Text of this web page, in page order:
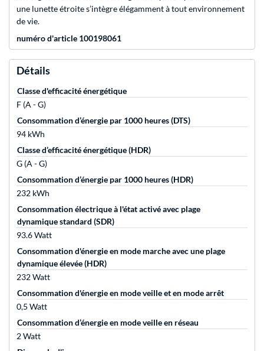
une lunette étroite s’intègre élégamment à tout environnement
de vie.
numéro d'article 100198061
Détails
Classe d'efficacité énergétique
F (A - G)
Consommation d’énergie par 1000 heures (DTS)
94 kWh
Classe d’efficacité énergétique (HDR)
G (A - G)
Consommation d’énergie par 1000 heures (HDR)
232 kWh
Consommation électrique à l'état activé avec plage
dynamique standard (SDR)
93.6 Watt
Consommation d'énergie en mode marche avec une plage
dynamique élevée (HDR)
232 Watt
Consommation d'énergie en mode veille et en mode arrêt
0,5 Watt
Consommation d’énergie en mode veille en réseau
2 Watt